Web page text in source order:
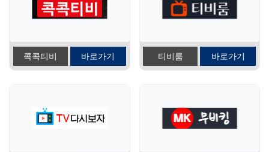
콕콕티비 바로가기 티비룸 바로가기